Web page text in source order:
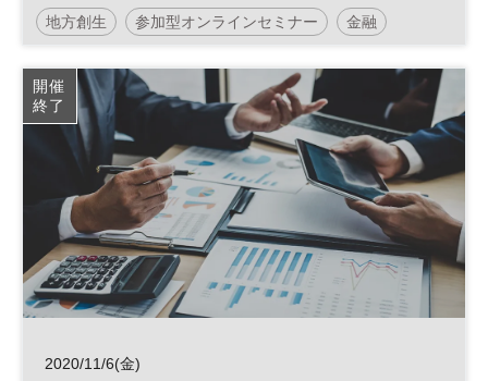
治氏
地方創生 参加型オンラインセミナー 金融
地域活性化 参加無料
平日夜開催
開催
終了
2020/11/6(金)